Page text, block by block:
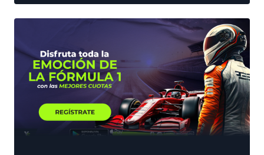
de los favoritos para subir a lo más alto
del podio. Y ojo, porque Max
Verstappen está siempre al acecho. En
YoSports te traemos